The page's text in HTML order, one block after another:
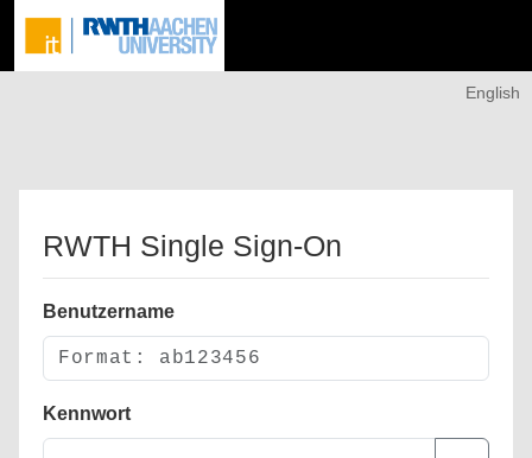
English
RWTH Single Sign-On
Benutzername
Kennwort